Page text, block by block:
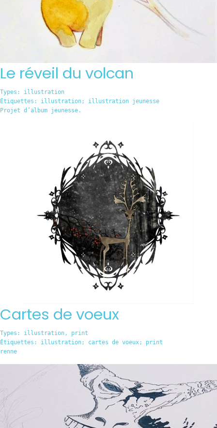
Le réveil du volcan
Types:
illustration
Étiquettes:
illustration; illustration jeunesse
Projet d’album jeunesse.
Cartes de voeux
Types: illustration , print
Étiquettes:
illustration; cartes de voeux; print
renne